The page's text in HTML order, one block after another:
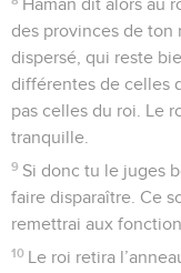
Haman dit alors au
des provinces de
dispersé, qui reste
différentes de celles
pas celles du roi. Le
tranquille.
9 Si donc tu le juges
faire disparaître. Ce
remettrai aux
10 Le roi retira